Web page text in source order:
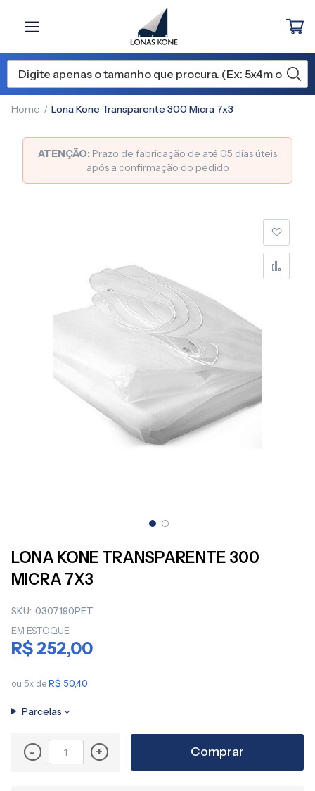
Home Lona Kone Transparente 300 Micra 7x3
ATENÇÃO: Prazo de fabricação de até 05 dias úteis
após a confirmação do pedido
para
início
Galeria
imagens
LONA KONE TRANSPARENTE 300
MICRA 7X3
SKU 0307190PET
EM ESTOQUE
R$ 252,00
ou 5x deR$ 50,40
Parcelas
- + Comprar